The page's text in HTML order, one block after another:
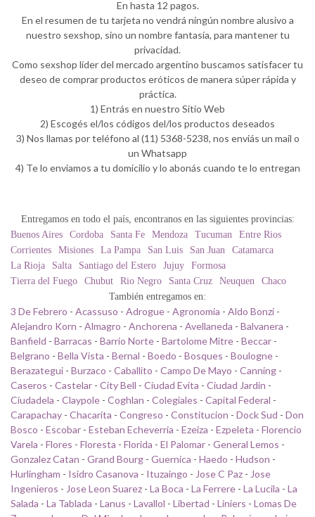
En hasta 12 pagos.
En el resumen de tu tarjeta no vendrá ningún nombre alusivo a
nuestro sexshop, sino un nombre fantasía, para mantener tu
privacidad.
Como sexshop líder del mercado argentino buscamos satisfacer tu
deseo de comprar productos eróticos de manera súper rápida y
práctica.
1) Entrás en nuestro Sitio Web
2) Escogés el/los códigos del/los productos deseados
3) Nos llamas por teléfono al (11) 5368-5238, nos enviás un mail o
un Whatsapp
4) Te lo enviamos a tu domicilio y lo abonás cuando te lo entregan
Entregamos en todo el país, encontranos en las siguientes provincias:
Buenos Aires
Cordoba Santa Fe Mendoza Tucuman
Entre Rios
Corrientes
Misiones La Pampa San Luis San Juan
Catamarca
La Rioja
Salta Santiago del Estero Jujuy
Formosa
Tierra del Fuego
Chubut Rio Negro Santa Cruz Neuquen
Chaco
También entregamos en:
3 De Febrero - Acassuso - Adrogue - Agronomia - Aldo Bonzi -
Alejandro Korn - Almagro - Anchorena - Avellaneda - Balvanera -
Banfield - Barracas - Barrio Norte - Bartolome Mitre - Beccar -
Belgrano - Bella Vista - Bernal - Boedo - Bosques - Boulogne -
Berazategui - Burzaco - Caballito - Campo De Mayo - Canning -
Caseros - Castelar - City Bell - Ciudad Evita - Ciudad Jardin -
Ciudadela - Claypole - Coghlan - Colegiales - Capital Federal -
Carapachay - Chacarita - Congreso - Constitucion - Dock Sud - Don
Bosco - Escobar - Esteban Echeverria - Ezeiza - Ezpeleta - Florencio
Varela - Flores - Floresta - Florida - El Palomar - General Lemos -
Gonzalez Catan - Grand Bourg - Guernica - Haedo - Hudson -
Hurlingham - Isidro Casanova - Ituzaingo - Jose C Paz - Jose
Ingenieros - Jose Leon Suarez - La Boca - La Ferrere - La Lucila - La
Salada - La Tablada - Lanus - Lavallol - Libertad - Liniers - Lomas De